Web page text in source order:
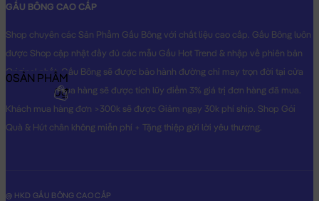
GẤU BÔNG CAO CẤP
Shop chuyên các Sản Phẩm Gấu Bông với chất liệu cao cấp. Gấu Bông luôn
được Shop cập nhật đầy đủ các mẫu Gấu Hot Trend & nhập về phiên bản
Original nhất. Gấu Bông sẽ được bảo hành đường chỉ may trọn đời tại cửa
hàng, Khách mua hàng sẽ được tích lũy điểm 3% giá trị đơn hàng đã mua.
Khách mua hàng đơn >300k sẽ được Giảm ngay 30k phí ship. Shop Gói
Quà & Hút chân không miễn phí + Tặng thiệp gửi lời yêu thương.
@ HKD GẤU BÔNG CAO CẤP
0SẢN PHẨM
0₫